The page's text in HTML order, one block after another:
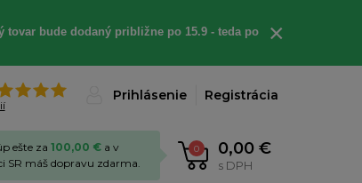
tovar bude dodaný približne po 15.9 - teda po
×
Prihlásenie Registrácia
0 0,00 €
s DPH
ešte za 100,00 € a v
SR máš dopravu zdarma.